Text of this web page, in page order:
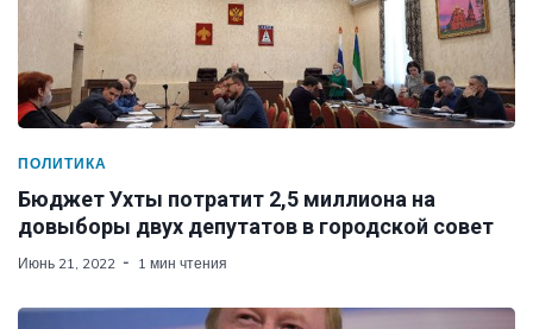
ПОЛИТИКА
Бюджет Ухты потратит 2,5 миллиона на
довыборы двух депутатов в городской совет
Июнь 21, 2022 1 мин чтения